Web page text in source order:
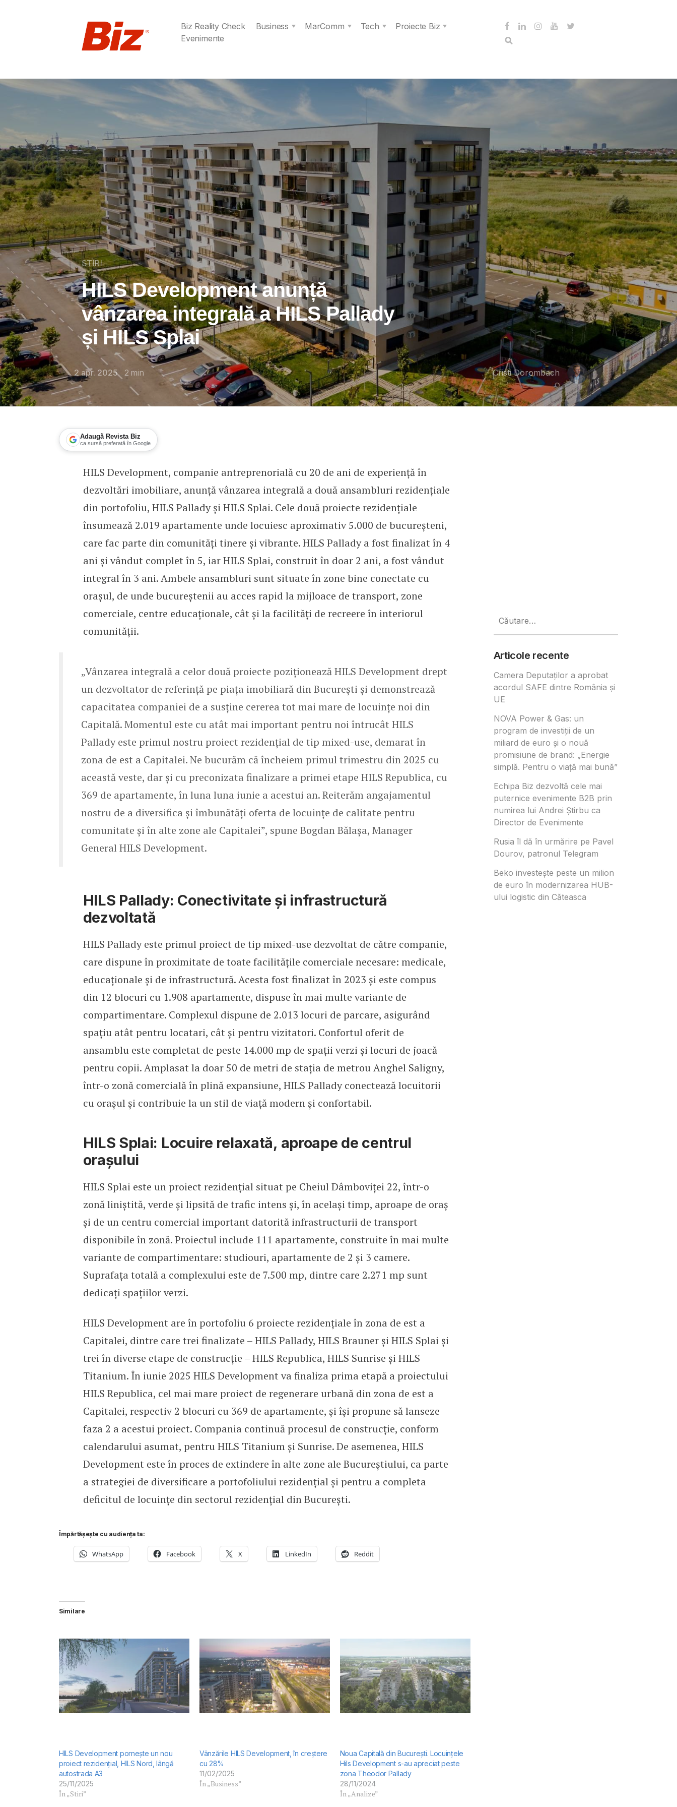
Biz Reality Check Business MarComm Tech
Proiecte Biz
Evenimente
STIRI
HILS Development anunță
vânzarea integrală a HILS Pallady
și HILS Splai
2 apr. 2025 2 min Cristi Dorombach
Adaugă Revista Biz
ca sursă preferată în Google
HILS Development anunță vânzarea integrală a HILS Pallady și HILS Splai
HILS Development, companie antreprenorială cu 20 de ani de experiență în
dezvoltări imobiliare, anunță vânzarea integrală a două ansambluri rezidențiale
din portofoliu, HILS Pallady și HILS Splai. Cele două proiecte rezidențiale
însumează 2.019 apartamente unde locuiesc aproximativ 5.000 de bucureșteni,
care fac parte din comunități tinere și vibrante. HILS Pallady a fost finalizat în 4
ani și vândut complet în 5, iar HILS Splai, construit în doar 2 ani, a fost vândut
integral în 3 ani. Ambele ansambluri sunt situate în zone bine conectate cu
orașul, de unde bucureștenii au acces rapid la mijloace de transport, zone
comerciale, centre educaționale, cât și la facilități de recreere în interiorul
comunității.
„Vânzarea integrală a celor două proiecte poziționează HILS Development drept
un dezvoltator de referință pe piața imobiliară din București și demonstrează
capacitatea companiei de a susține cererea tot mai mare de locuințe noi din
Capitală. Momentul este cu atât mai important pentru noi întrucât HILS
Pallady este primul nostru proiect rezidențial de tip mixed-use, demarat în
zona de est a Capitalei. Ne bucurăm că încheiem primul trimestru din 2025 cu
această veste, dar și cu preconizata finalizare a primei etape HILS Republica, cu
369 de apartamente, în luna luna iunie a acestui an. Reiterăm angajamentul
nostru de a diversifica și îmbunătăți oferta de locuințe de calitate pentru
comunitate și în alte zone ale Capitalei”, spune Bogdan Bălașa, Manager
General HILS Development.
HILS Pallady: Conectivitate și infrastructură
dezvoltată
HILS Pallady este primul proiect de tip mixed-use dezvoltat de către companie,
care dispune în proximitate de toate facilitățile comerciale necesare: medicale,
educaționale și de infrastructură. Acesta fost finalizat în 2023 și este compus
din 12 blocuri cu 1.908 apartamente, dispuse în mai multe variante de
compartimentare. Complexul dispune de 2.013 locuri de parcare, asigurând
spațiu atât pentru locatari, cât și pentru vizitatori. Confortul oferit de
ansamblu este completat de peste 14.000 mp de spații verzi și locuri de joacă
pentru copii. Amplasat la doar 50 de metri de stația de metrou Anghel Saligny,
într-o zonă comercială în plină expansiune, HILS Pallady conectează locuitorii
cu orașul și contribuie la un stil de viață modern și confortabil.
HILS Splai: Locuire relaxată, aproape de centrul
orașului
HILS Splai este un proiect rezidențial situat pe Cheiul Dâmboviței 22, într-o
zonă liniștită, verde și lipsită de trafic intens și, în același timp, aproape de oraș
și de un centru comercial important datorită infrastructurii de transport
disponibile în zonă. Proiectul include 111 apartamente, construite în mai multe
variante de compartimentare: studiouri, apartamente de 2 și 3 camere.
Suprafața totală a complexului este de 7.500 mp, dintre care 2.271 mp sunt
dedicați spațiilor verzi.
HILS Development are în portofoliu 6 proiecte rezidențiale în zona de est a
Capitalei, dintre care trei finalizate – HILS Pallady, HILS Brauner și HILS Splai și
trei în diverse etape de construcție – HILS Republica, HILS Sunrise și HILS
Titanium. În iunie 2025 HILS Development va finaliza prima etapă a proiectului
HILS Republica, cel mai mare proiect de regenerare urbană din zona de est a
Capitalei, respectiv 2 blocuri cu 369 de apartamente, și își propune să lanseze
faza 2 a acestui proiect. Compania continuă procesul de construcție, conform
calendarului asumat, pentru HILS Titanium și Sunrise. De asemenea, HILS
Development este în proces de extindere în alte zone ale Bucureștiului, ca parte
a strategiei de diversificare a portofoliului rezidențial și pentru a completa
deficitul de locuințe din sectorul rezidențial din București.
Împărtășește cu audiența ta:
WhatsApp Facebook X LinkedIn Reddit
Similare
HILS Development pornește un nou
proiect rezidențial, HILS Nord, lângă
autostrada A3
25/11/2025
În „Stiri”
Vânzările HILS Development, în creștere
cu 28%
11/02/2025
În „Business”
Noua Capitală din București. Locuințele
Hils Development s-au apreciat peste
zona Theodor Pallady
28/11/2024
În „Analize”
după:
Articole recente
Camera Deputaților a aprobat
acordul SAFE dintre România și
UE
NOVA Power & Gas: un
program de investiții de un
miliard de euro și o nouă
promisiune de brand: „Energie
simplă. Pentru o viață mai bună”
Echipa Biz dezvoltă cele mai
puternice evenimente B2B prin
numirea lui Andrei Știrbu ca
Director de Evenimente
Rusia îl dă în urmărire pe Pavel
Dourov, patronul Telegram
Beko investește peste un milion
de euro în modernizarea HUB-
ului logistic din Căteasca